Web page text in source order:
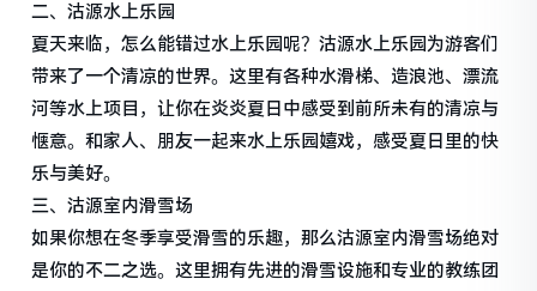
二、沽源水上乐园
夏天来临，怎么能错过水上乐园呢？沽源水上乐园为游客们
带来了一个清凉的世界。这里有各种水滑梯、造浪池、漂流
河等水上项目，让你在炎炎夏日中感受到前所未有的清凉与
惬意。和家人、朋友一起来水上乐园嬉戏，感受夏日里的快
乐与美好。
三、沽源室内滑雪场
如果你想在冬季享受滑雪的乐趣，那么沽源室内滑雪场绝对
是你的不二之选。这里拥有先进的滑雪设施和专业的教练团